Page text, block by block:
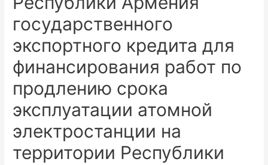
государственного
экспортного кредита для
финансирования работ по
продлению срока
эксплуатации атомной
электростанции на
территории Республики